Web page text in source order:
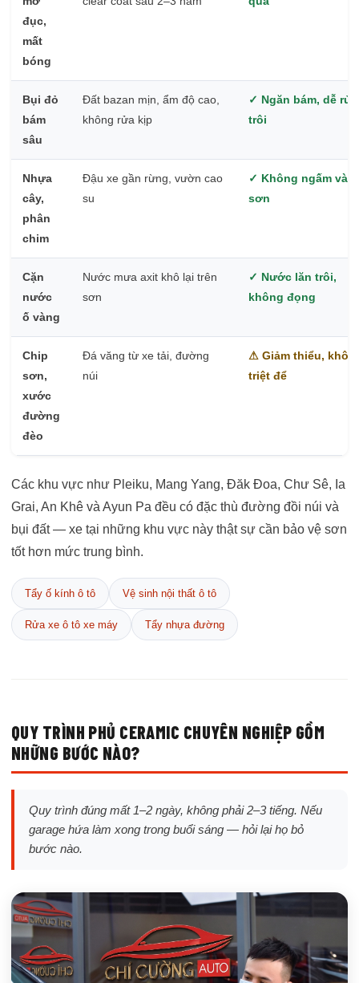
đục,
mất
bóng
Bụi đỏ
bám
sâu
Đất bazan mịn, ẩm độ cao,
không rửa kịp
✓ Ngăn bám, dễ rửa
trôi
Nhựa
cây,
phân
chim
Đậu xe gần rừng, vườn cao
su
✓ Không ngấm vào
sơn
Cặn
nước
ố vàng
Nước mưa axit khô lại trên
sơn
✓ Nước lăn trôi,
không đọng
Chip
sơn,
xước
đường
đèo
Đá văng từ xe tải, đường
núi
⚠ Giảm thiểu,
triệt để
Các khu vực như Pleiku, Mang Yang, Đăk Đoa, Chư Sê, Ia
Grai, An Khê và Ayun Pa đều có đặc thù đường đồi núi và
bụi đất — xe tại những khu vực này thật sự cần bảo vệ sơn
tốt hơn mức trung bình.
Tẩy ố kính ô tô Vệ sinh nội thất ô tô
Rửa xe ô tô xe máy Tẩy nhựa đường
QUY TRÌNH PHỦ CERAMIC CHUYÊN NGHIỆP GỒM
NHỮNG BƯỚC NÀO?
Quy trình đúng mất 1–2 ngày, không phải 2–3 tiếng. Nếu
garage hứa làm xong trong buổi sáng — hỏi lại họ bỏ
bước nào.